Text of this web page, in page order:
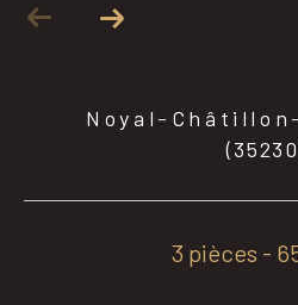
Noyal-
3 pièces -